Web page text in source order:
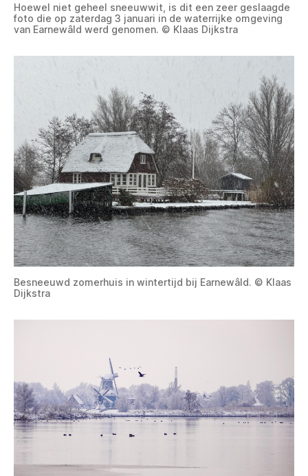
Hoewel niet geheel sneeuwwit, is dit een zeer geslaagde
foto die op zaterdag 3 januari in de waterrijke omgeving
van Earnewâld werd genomen. © Klaas Dijkstra
Besneeuwd zomerhuis in wintertijd bij Earnewâld. © Klaas
Dijkstra